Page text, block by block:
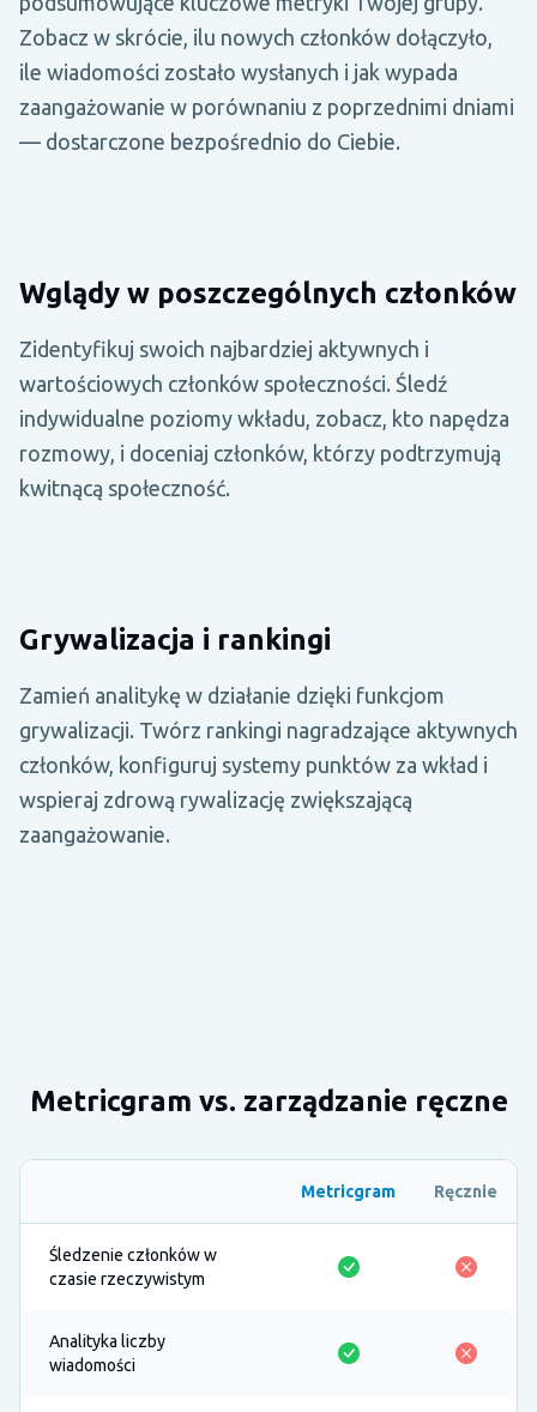
Zobacz w skrócie, ilu nowych członków dołączyło,
ile wiadomości zostało wysłanych i jak wypada
zaangażowanie w porównaniu z poprzednimi dniami
— dostarczone bezpośrednio do Ciebie.
Wglądy w poszczególnych członków
Zidentyfikuj swoich najbardziej aktywnych i
wartościowych członków społeczności. Śledź
indywidualne poziomy wkładu, zobacz, kto napędza
rozmowy, i doceniaj członków, którzy podtrzymują
kwitnącą społeczność.
Grywalizacja i rankingi
Zamień analitykę w działanie dzięki funkcjom
grywalizacji. Twórz rankingi nagradzające aktywnych
członków, konfiguruj systemy punktów za wkład i
wspieraj zdrową rywalizację zwiększającą
zaangażowanie.
Metricgram vs. zarządzanie ręczne
Metricgram Ręcznie
Śledzenie członków w
czasie rzeczywistym
Analityka liczby
wiadomości